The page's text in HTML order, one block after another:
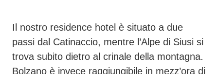
Il nostro residence hotel è situato a due
passi dal Catinaccio, mentre l’Alpe di Siusi si
trova subito dietro al crinale della montagna.
Bolzano è invece raggiungibile in mezz’ora di